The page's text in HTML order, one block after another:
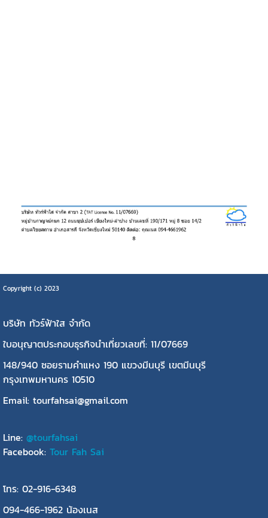
Copyright (c) 2023
บริษัท ทัวร์ฟ้าใส จำกัด
ใบอนุญาตประกอบธุรกิจนำเที่ยวเลขที่: 11/07669
148/940 ซอยรามคำแหง 190 แขวงมีนบุรี เขตมีนบุรี
กรุงเทพมหานคร 10510
Email: tourfahsai@gmail.com
Line: @tourfahsai
Facebook: Tour Fah Sai
โทร: 02-916-6348
094-466-1962 น้องเนส